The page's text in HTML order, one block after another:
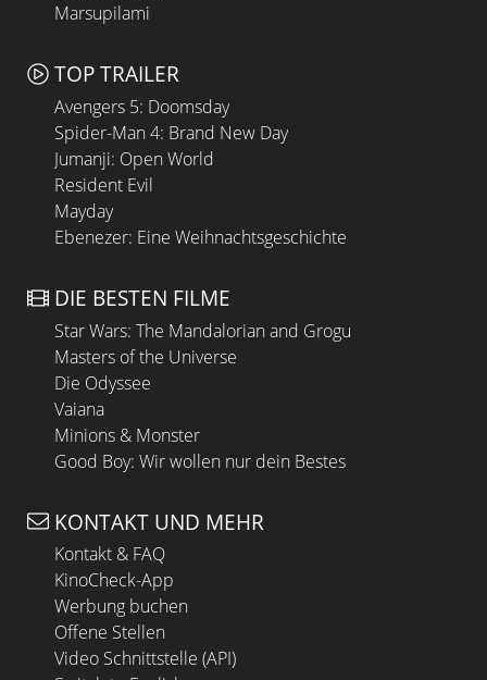
Marsupilami
TOP TRAILER
Avengers 5: Doomsday
Spider-Man 4: Brand New Day
Jumanji: Open World
Resident Evil
Mayday
Ebenezer: Eine Weihnachtsgeschichte
DIE BESTEN FILME
Star Wars: The Mandalorian and Grogu
Masters of the Universe
Die Odyssee
Vaiana
Minions & Monster
Good Boy: Wir wollen nur dein Bestes
KONTAKT UND MEHR
Kontakt & FAQ
KinoCheck-App
Werbung buchen
Offene Stellen
Video Schnittstelle (API)